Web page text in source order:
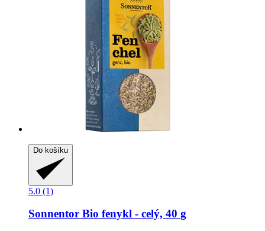
Do košíku
5.0 (1)
Sonnentor Bio fenykl -​ celý, 40 g